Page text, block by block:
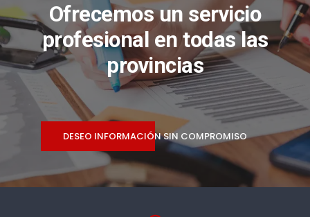
Ofrecemos un servicio
profesional en todas las
provincias
DESEO INFORMACIÓN SIN COMPROMISO